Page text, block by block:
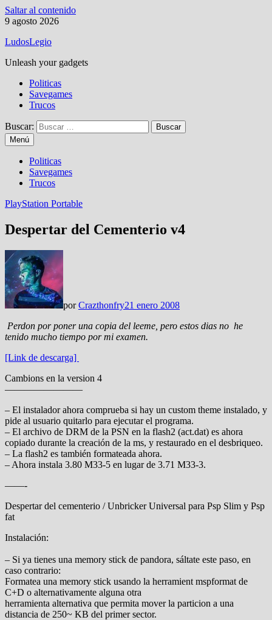
Saltar al contenido
9 agosto 2026
LudosLegio
Unleash your gadgets
Politicas
Savegames
Trucos
Buscar:
Menú
Politicas
Savegames
Trucos
PlayStation Portable
Despertar del Cementerio v4
porCrazthonfry21 enero 2008
Perdon por poner una copia del leeme, pero estos dias no he
tenido mucho tiempo por mi examen.
[Link de descarga]
Cambions en la version 4
————————
– El instalador ahora comprueba si hay un custom theme instalado, y
pide al usuario quitarlo para ejecutar el programa.
– El archivo de DRM de la PSN en la flash2 (act.dat) es ahora
copiado durante la creación de la ms, y restaurado en el desbriqueo.
– La flash2 es también formateada ahora.
– Ahora instala 3.80 M33-5 en lugar de 3.71 M33-3.
——-
Despertar del cementerio / Unbricker Universal para Psp Slim y Psp
fat
Instalación:
– Si ya tienes una memory stick de pandora, sáltate este paso, en
caso contrario:
Formatea una memory stick usando la herramient mspformat de
C+D o alternativamente alguna otra
herramienta alternativa que permita mover la particion a una
distancia de 250~ KB del primer sector.